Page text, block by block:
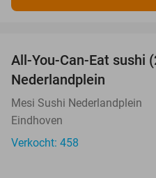
All-You-Can-Eat sushi
Nederlandplein
Mesi Sushi Nederlandplein
Eindhoven
Verkocht: 458